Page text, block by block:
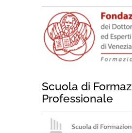
Scuola di
Professionale